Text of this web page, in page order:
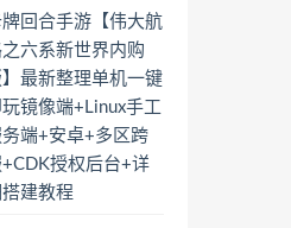
回合手游【伟大航
之六系新世界内购
】最新整理单机一键
玩镜像端+Linux手工
务端+安卓+多区跨
+CDK授权后台+详
建教程